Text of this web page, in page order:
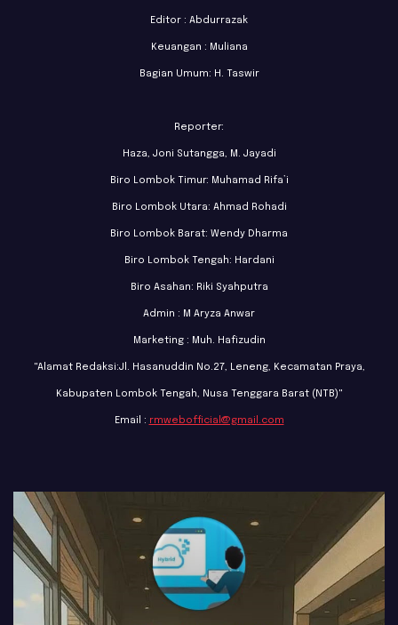
Editor : Abdurrazak
Keuangan : Muliana
Bagian Umum: H. Taswir
Reporter:
Haza, Joni Sutangga, M. Jayadi
Biro Lombok Timur: Muhamad Rifa’i
Biro Lombok Utara: Ahmad Rohadi
Biro Lombok Barat: Wendy Dharma
Biro Lombok Tengah: Hardani
Biro Asahan: Riki Syahputra
Admin : M Aryza Anwar
Marketing : Muh. Hafizudin
"Alamat Redaksi:Jl. Hasanuddin No.27, Leneng, Kecamatan Praya,
Kabupaten Lombok Tengah, Nusa Tenggara Barat (NTB)"
Email : rmwebofficial@gmail.com